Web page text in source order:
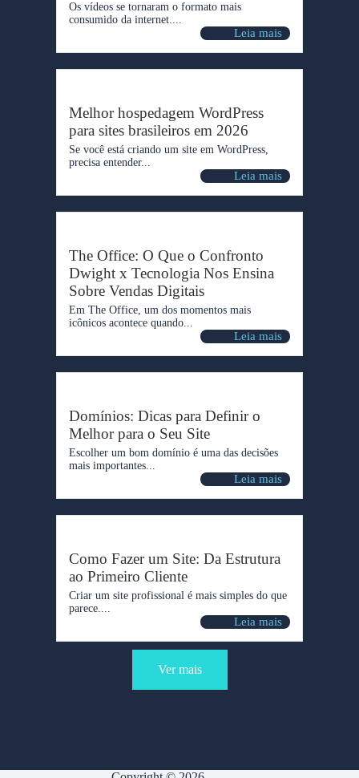
Os vídeos se tornaram o formato mais
consumido da internet....
Leia mais
Melhor hospedagem WordPress
para sites brasileiros em 2026
Se você está criando um site em WordPress,
precisa entender...
Leia mais
The Office: O Que o Confronto
Dwight x Tecnologia Nos Ensina
Sobre Vendas Digitais
Em The Office, um dos momentos mais
icônicos acontece quando...
Leia mais
Domínios: Dicas para Definir o
Melhor para o Seu Site
Escolher um bom domínio é uma das decisões
mais importantes...
Leia mais
Como Fazer um Site: Da Estrutura
ao Primeiro Cliente
Criar um site profissional é mais simples do que
parece....
Leia mais
Ver mais